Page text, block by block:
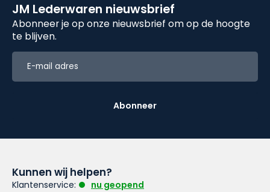
JM Lederwaren nieuwsbrief
Abonneer je op onze nieuwsbrief om op de hoogte
te blijven.
Abonneer
Kunnen wij helpen?
Klantenservice:
nu geopend